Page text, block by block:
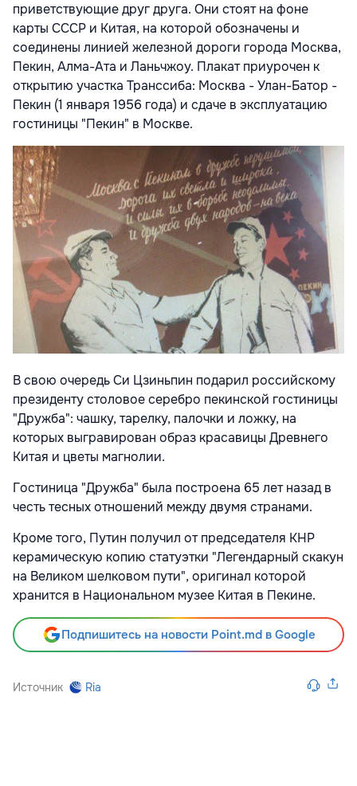
приветствующие друг друга. Они стоят на фоне
карты СССР и Китая, на которой обозначены и
соединены линией железной дороги города Москва,
Пекин, Алма-Ата и Ланьчжоу. Плакат приурочен к
открытию участка Транссиба: Москва - Улан-Батор -
Пекин (1 января 1956 года) и сдаче в эксплуатацию
гостиницы "Пекин" в Москве.
В свою очередь Си Цзиньпин подарил российскому
президенту столовое серебро пекинской гостиницы
"Дружба": чашку, тарелку, палочки и ложку, на
которых выгравирован образ красавицы Древнего
Китая и цветы магнолии.
Гостиница "Дружба" была построена 65 лет назад в
честь тесных отношений между двумя странами.
Кроме того, Путин получил от председателя КНР
керамическую копию статуэтки "Легендарный скакун
на Великом шелковом пути", оригинал которой
хранится в Национальном музее Китая в Пекине.
Подпишитесь на новости Point.md в Google
Источник Ria